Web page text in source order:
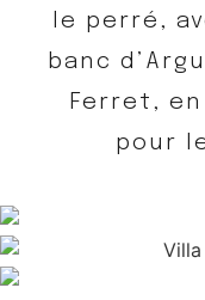
le perré,
banc
Ferret,
pour